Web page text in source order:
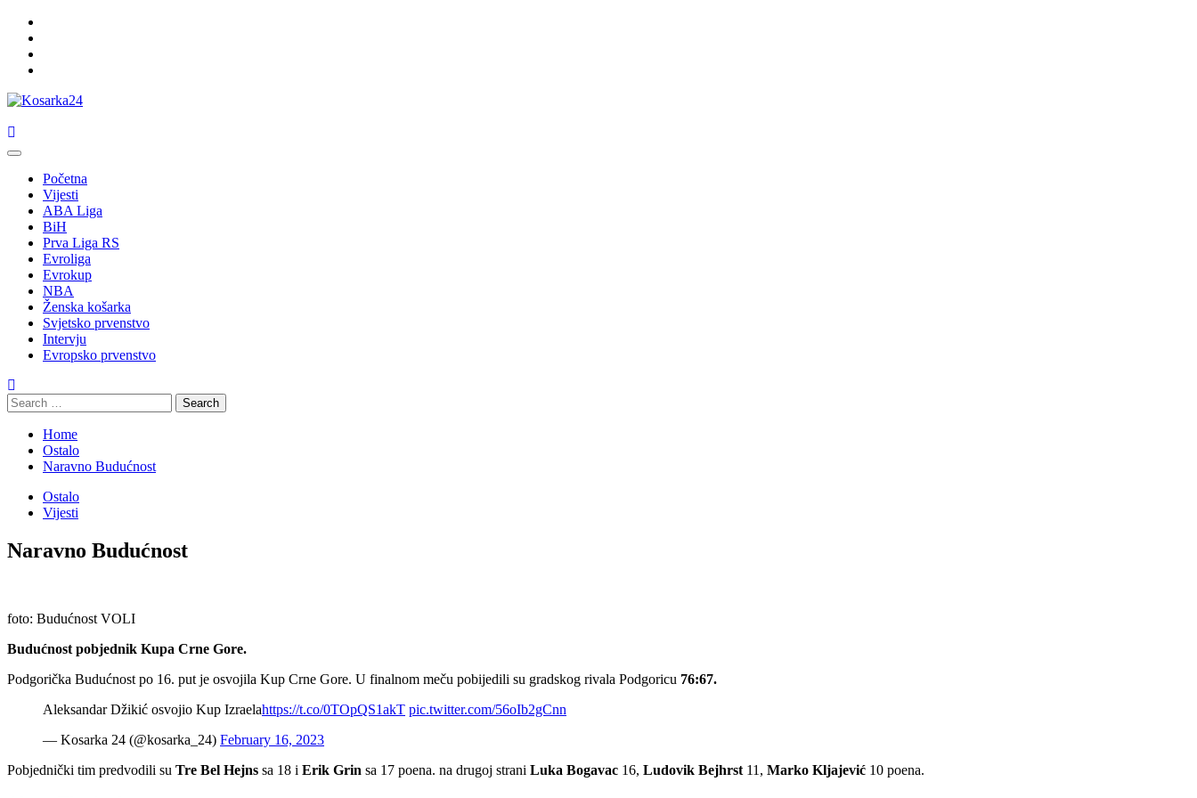
Skip
content
Primary
Početna
Vijesti
ABA Liga
BiH
Prva Liga RS
Evroliga
Evrokup
NBA
Ženska košarka
Svjetsko prvenstvo
Intervju
Evropsko prvenstvo
Search
for:
Home
Ostalo
Naravno Budućnost
Ostalo
Vijesti
Naravno Budućnost
foto: Budućnost VOLI
Budućnost pobjednik Kupa Crne Gore.
Podgorička Budućnost po 16. put je osvojila Kup Crne Gore. U finalnom meču pobijedili su gradskog rivala Podgoricu 76:67.
Aleksandar Džikić osvojio Kup Izraelahttps://t.co/0TOpQS1akT pic.twitter.com/56oIb2gCnn
— Kosarka 24 (@kosarka_24) February 16, 2023
Pobjednički tim predvodili su Tre Bel Hejns sa 18 i Erik Grin sa 17 poena. na drugoj strani Luka Bogavac 16, Ludovik Bejhrst 11, Marko Kljajević 10 poena.